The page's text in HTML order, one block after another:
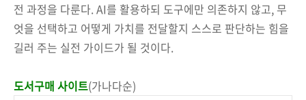
전 과정을 다룬다. AI를 활용하되 도구에만 의존하지 않고, 무
엇을 선택하고 어떻게 가치를 전달할지 스스로 판단하는 힘을
길러 주는 실전 가이드가 될 것이다.
도서구매 사이트(가나다순)